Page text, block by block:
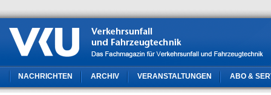
NACHRICHTEN ARCHIV VERANSTALTUNGEN ABO &